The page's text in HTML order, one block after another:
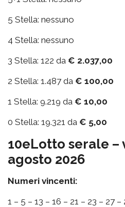
5 Stella: nessuno
4 Stella: nessuno
3 Stella: 122 da € 2.037,00
2 Stella: 1.487 da € 100,00
1 Stella: 9.219 da € 10,00
0 Stella: 19.321 da € 5,00
10eLotto serale –
agosto 2026
Numeri vincenti:
1 – 5 – 13 – 16 – 21 – 23 – 27